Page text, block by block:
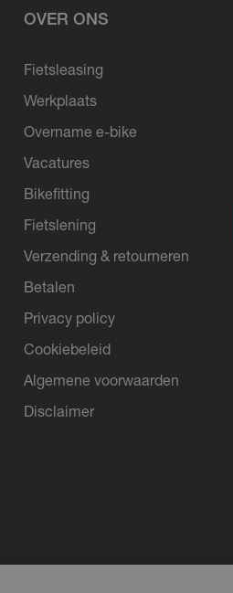
OVER ONS
Fietsleasing
Werkplaats
Overname e-bike
Vacatures
Bikefitting
Fietslening
Verzending & retourneren
Betalen
Privacy policy
Cookiebeleid
Algemene voorwaarden
Disclaimer